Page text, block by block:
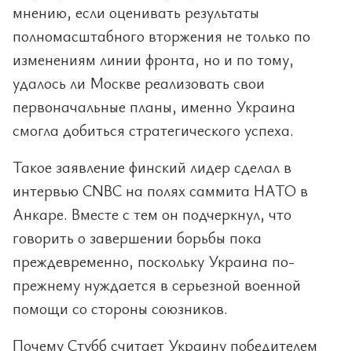
мнению, если оценивать результаты
полномасштабного вторжения не только по
изменениям линии фронта, но и по тому,
удалось ли Москве реализовать свои
первоначальные планы, именно Украина
смогла добиться стратегического успеха.
Такое заявление финский лидер сделал в
интервью CNBC на полях саммита НАТО в
Анкаре. Вместе с тем он подчеркнул, что
говорить о завершении борьбы пока
преждевременно, поскольку Украина по-
прежнему нуждается в серьезной военной
помощи со стороны союзников.
Почему Стубб считает Украину победителем